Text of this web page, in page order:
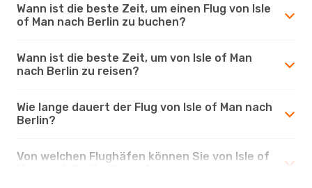
Wann ist die beste Zeit, um einen Flug von Isle
of Man nach Berlin zu buchen?
Wann ist die beste Zeit, um von Isle of Man
nach Berlin zu reisen?
Wie lange dauert der Flug von Isle of Man nach
Berlin?
Von welchen Flughäfen können Sie von Isle of